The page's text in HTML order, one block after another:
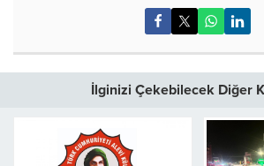
İlginizi Çekebilecek Diğer